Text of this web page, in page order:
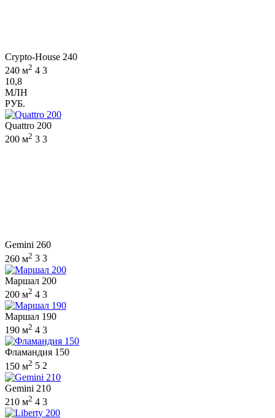
Crypto-House 240
240 м2 4 3
10,8
МЛН
РУБ.
Quattro 200
200 м2 3 3
Gemini 260
260 м2 3 3
Маршал 200
200 м2 4 3
Маршал 190
190 м2 4 3
Фламандия 150
150 м2 5 2
Gemini 210
210 м2 4 3